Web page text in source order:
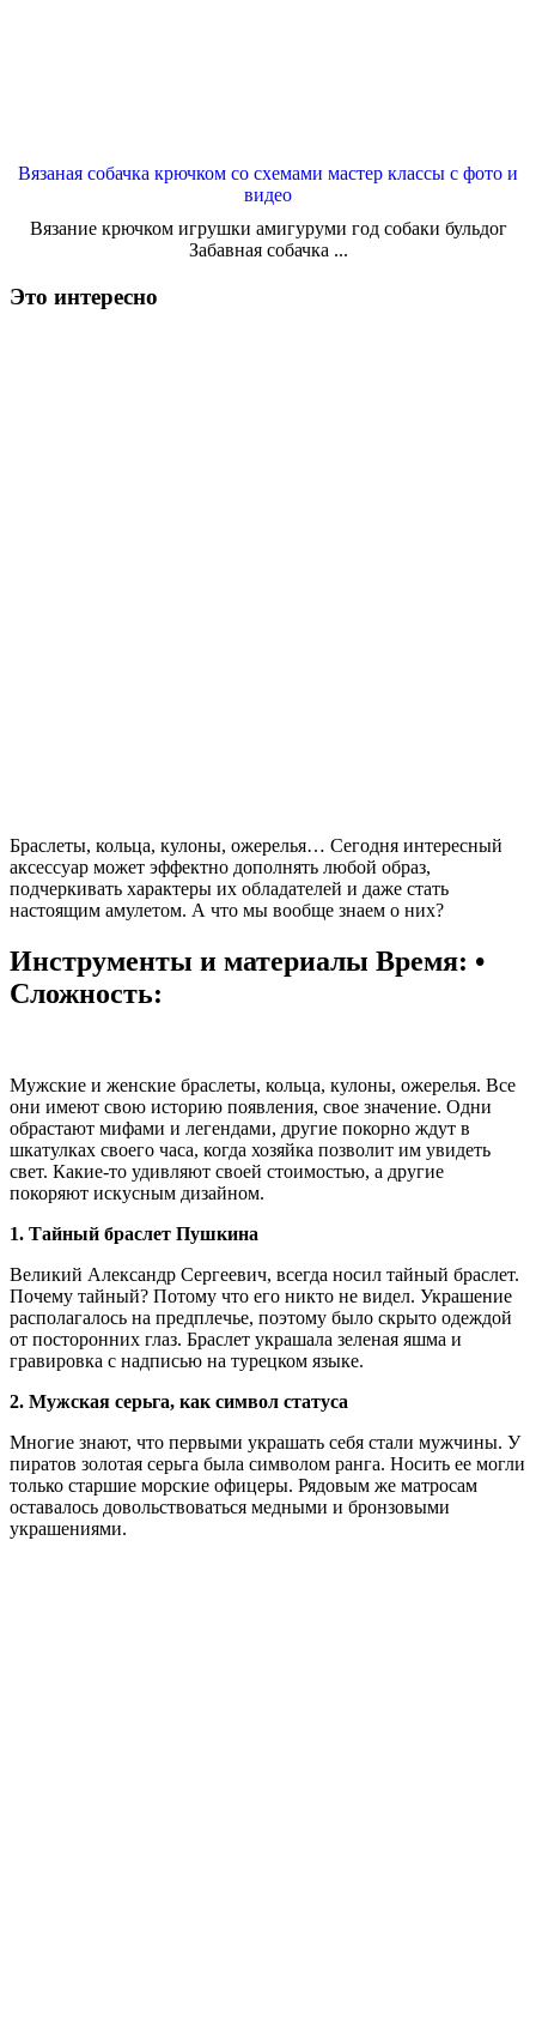
Вязаная собачка крючком со схемами мастер классы с фото и
видео
Вязание крючком игрушки амигуруми год собаки бульдог
Забавная собачка ...
Это интересно
Браслеты, кольца, кулоны, ожерелья… Сегодня интересный
аксессуар может эффектно дополнять любой образ,
подчеркивать характеры их обладателей и даже стать
настоящим амулетом. А что мы вообще знаем о них?
Инструменты и материалы Время: •
Сложность:
Мужские и женские браслеты, кольца, кулоны, ожерелья. Все
они имеют свою историю появления, свое значение. Одни
обрастают мифами и легендами, другие покорно ждут в
шкатулках своего часа, когда хозяйка позволит им увидеть
свет. Какие-то удивляют своей стоимостью, а другие
покоряют искусным дизайном.
1. Тайный браслет Пушкина
Великий Александр Сергеевич, всегда носил тайный браслет.
Почему тайный? Потому что его никто не видел. Украшение
располагалось на предплечье, поэтому было скрыто одеждой
от посторонних глаз. Браслет украшала зеленая яшма и
гравировка с надписью на турецком языке.
2. Мужская серьга, как символ статуса
Многие знают, что первыми украшать себя стали мужчины. У
пиратов золотая серьга была символом ранга. Носить ее могли
только старшие морские офицеры. Рядовым же матросам
оставалось довольствоваться медными и бронзовыми
украшениями.